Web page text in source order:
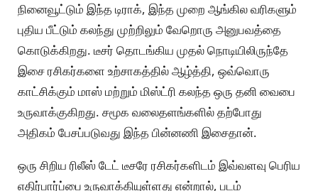
நினைவூட்டும் இந்த டிராக், இந்த முறை ஆங்கில வரிகளும்
புதிய பீட்டும் கலந்து முற்றிலும் வேறொரு அனுபவத்தை
கொடுக்கிறது. டீசர் தொடங்கிய முதல் நொடியிலிருந்தே
இசை ரசிகர்களை உற்சாகத்தில் ஆழ்த்தி, ஒவ்வொரு
காட்சிக்கும் மாஸ் மற்றும் மிஸ்ட்ரி கலந்த ஒரு தனி வைபை
உருவாக்குகிறது. சமூக வலைதளங்களில் தற்போது
அதிகம் பேசப்படுவது இந்த பின்னணி இசைதான்.
ஒரு சிறிய ரிலீஸ் டேட் டீசரே ரசிகர்களிடம் இவ்வளவு பெரிய
எதிர்பார்ப்பை உருவாக்கியுள்ளது என்றால், படம்